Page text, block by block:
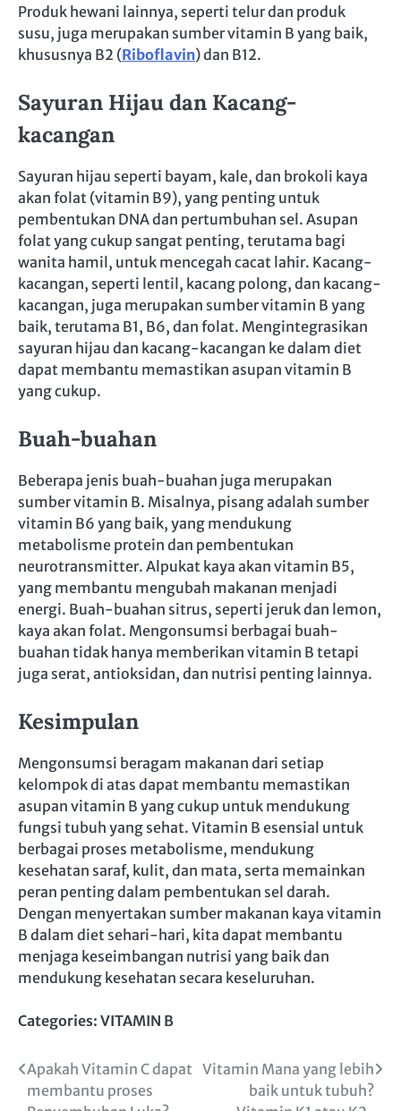
Produk hewani lainnya, seperti telur dan produk
susu, juga merupakan sumber vitamin B yang baik,
khususnya B2 (Riboflavin) dan B12.
Sayuran Hijau dan Kacang-
kacangan
Sayuran hijau seperti bayam, kale, dan brokoli kaya
akan folat (vitamin B9), yang penting untuk
pembentukan DNA dan pertumbuhan sel. Asupan
folat yang cukup sangat penting, terutama bagi
wanita hamil, untuk mencegah cacat lahir. Kacang-
kacangan, seperti lentil, kacang polong, dan kacang-
kacangan, juga merupakan sumber vitamin B yang
baik, terutama B1, B6, dan folat. Mengintegrasikan
sayuran hijau dan kacang-kacangan ke dalam diet
dapat membantu memastikan asupan vitamin B
yang cukup.
Buah-buahan
Beberapa jenis buah-buahan juga merupakan
sumber vitamin B. Misalnya, pisang adalah sumber
vitamin B6 yang baik, yang mendukung
metabolisme protein dan pembentukan
neurotransmitter. Alpukat kaya akan vitamin B5,
yang membantu mengubah makanan menjadi
energi. Buah-buahan sitrus, seperti jeruk dan lemon,
kaya akan folat. Mengonsumsi berbagai buah-
buahan tidak hanya memberikan vitamin B tetapi
juga serat, antioksidan, dan nutrisi penting lainnya.
Kesimpulan
Mengonsumsi beragam makanan dari setiap
kelompok di atas dapat membantu memastikan
asupan vitamin B yang cukup untuk mendukung
fungsi tubuh yang sehat. Vitamin B esensial untuk
berbagai proses metabolisme, mendukung
kesehatan saraf, kulit, dan mata, serta memainkan
peran penting dalam pembentukan sel darah.
Dengan menyertakan sumber makanan kaya vitamin
B dalam diet sehari-hari, kita dapat membantu
menjaga keseimbangan nutrisi yang baik dan
mendukung kesehatan secara keseluruhan.
Categories: VITAMIN B
Navigasi
Apakah Vitamin C dapat
membantu proses
Vitamin Mana yang lebih
baik untuk tubuh?